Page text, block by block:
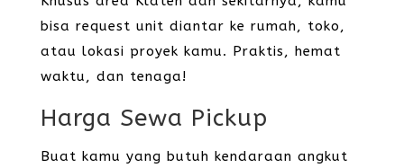
bisa request unit diantar ke rumah, toko,
atau lokasi proyek kamu. Praktis, hemat
waktu, dan tenaga!
Harga Sewa Pickup
Buat kamu yang butuh kendaraan angkut